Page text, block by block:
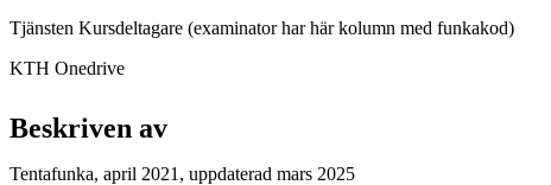
Tjänsten Kursdeltagare (examinator har här kolumn med funkakod)
KTH Onedrive
Beskriven av
Tentafunka, april 2021, uppdaterad mars 2025